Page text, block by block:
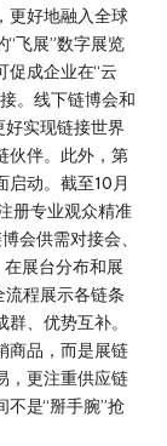
更好地融入全球
飞展”数字展览
促成企业在“云
。线下链博会和
好实现链接世界
伙伴。此外，第
启动。截至10月
册专业观众精准
会供需对接会、
展台分布和展
流程展示各链条
、优势互补。
商品，而是展链
，更注重供应链
是“掰手腕”抢